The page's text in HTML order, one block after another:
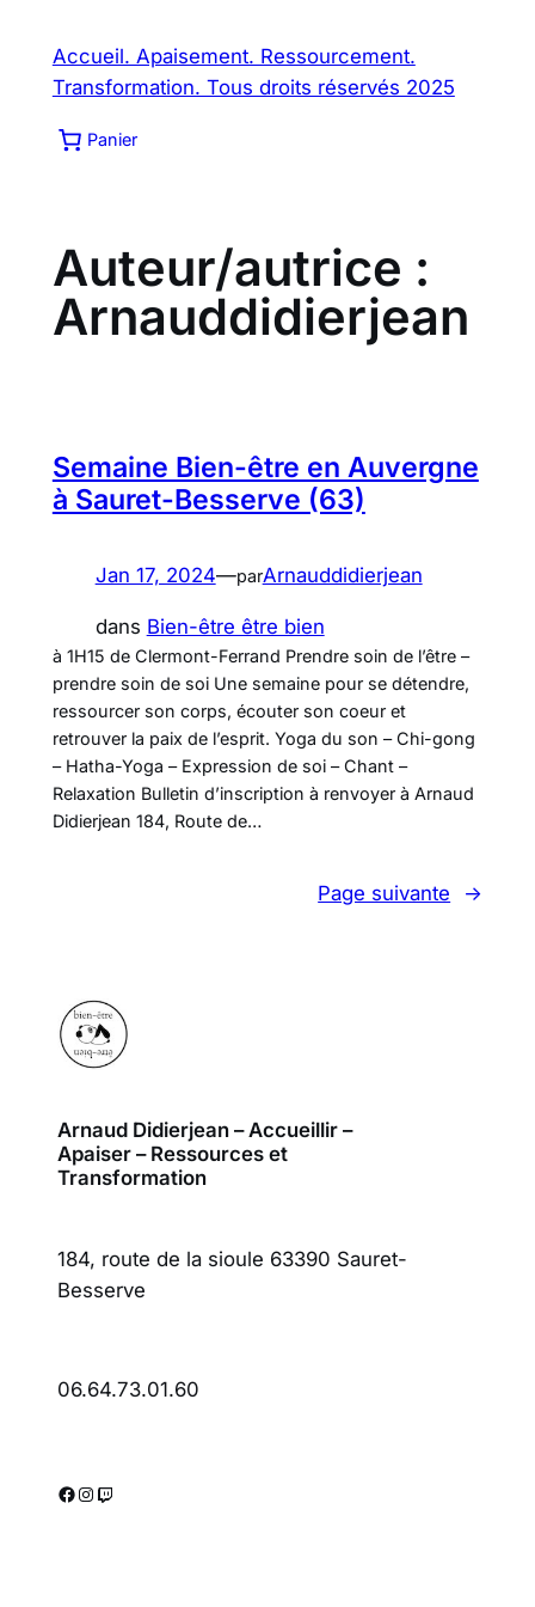
contenu
Accueil. Apaisement. Ressourcement.
Transformation. Tous droits réservés 2025
Panier
Auteur/autrice :
Arnauddidierjean
Semaine Bien-être en Auvergne
à Sauret-Besserve (63)
Jan 17, 2024—parArnauddidierjean
dans Bien-être être bien
à 1H15 de Clermont-Ferrand Prendre soin de l’être –
prendre soin de soi Une semaine pour se détendre,
ressourcer son corps, écouter son coeur et
retrouver la paix de l’esprit. Yoga du son – Chi-gong
– Hatha-Yoga – Expression de soi – Chant –
Relaxation Bulletin d’inscription à renvoyer à Arnaud
Didierjean 184, Route de…
Page suivante →
Arnaud Didierjean – Accueillir –
Apaiser – Ressources et
Transformation
184, route de la sioule 63390 Sauret-
Besserve
06.64.73.01.60
Facebook Instagram Twitch